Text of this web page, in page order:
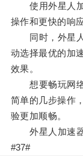
使用外星人加
操作和更快的响
同时，外星人
动选择最优的加
效果。
想要畅玩网络
简单的几步操作
验更加顺畅。
外星人加速器
#37#